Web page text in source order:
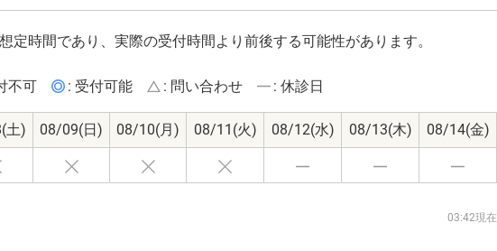
定時間であり、実際の受付時間より前後する可能性があります。
不可 : 受付可能 : 問い合わせ : 休診日
(土) 08/09(日) 08/10(月) 08/11 (火) 08/12(水) 08/13(木) 08/14(金)
03:42現在